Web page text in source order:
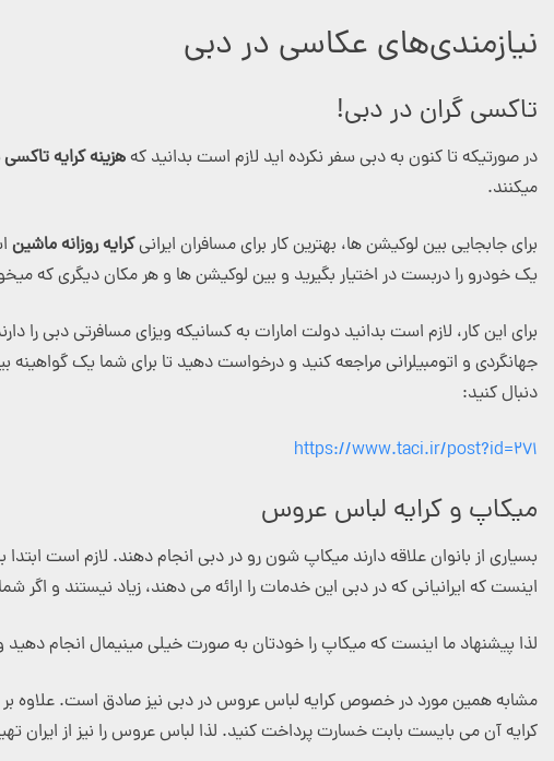
نیازمندی‌های عکاسی در دبی
تاکسی گران در دبی!
در صورتیکه تا کنون به دبی سفر نکرده اید لازم است بدانید کههزینه کرایه
میکنند.
برای جابجایی بین لوکیشن ها، بهترین کار برای مسافران ایرانیکرایه روزانه ماشین
یک خودرو را دربست در اختیار بگیرید و بین لوکیشن ها و هر مکان دیگری که
برای این کار، لازم است بدانید دولت امارات به کسانیکه ویزای مسافرتی دبی را
جهانگردی و اتومبیلرانی مراجعه کنید و درخواست دهید تا برای شما یک
دنبال کنید:
https://www.taci.ir/post?id=271
میکاپ و کرایه لباس عروس
بسیاری از بانوان علاقه دارند میکاپ شون رو در دبی انجام دهند. لازم است
اینست که ایرانیانی که در دبی این خدمات را ارائه می دهند، زیاد نیستند و
لذا پیشنهاد ما اینست که میکاپ را خودتان به صورت خیلی مینیمال انجام
مشابه همین مورد در خصوص کرایه لباس عروس در دبی نیز صادق است. علاوه بر
کرایه آن می بایست بابت خسارت پرداخت کنید. لذا لباس عروس را نیز از ایران